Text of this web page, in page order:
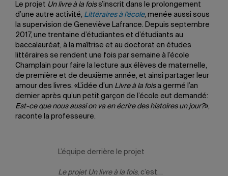
Le projet Un livre à la foiss’inscrit dans le prolongement
d’une autre activité, Littéraires à l’école, menée aussi sous
la supervision de Geneviève Lafrance. Depuis septembre
2017, une trentaine d’étudiantes et d’étudiants au
baccalauréat, à la maîtrise et au doctorat en études
littéraires se rendent une fois par semaine à l’école
Champlain pour faire la lecture aux élèves de maternelle,
de première et de deuxième année, et ainsi partager leur
amour des livres. «L’idée d’un Livre à la foisa germé l’an
dernier après qu’un petit garçon de l’école eut demandé:
Est-ce que nous aussi on va en écrire des histoires un jour?»,
raconte la professeure.
L’équipe derrière le projet
Le projet Un livre à la fois, c’est…